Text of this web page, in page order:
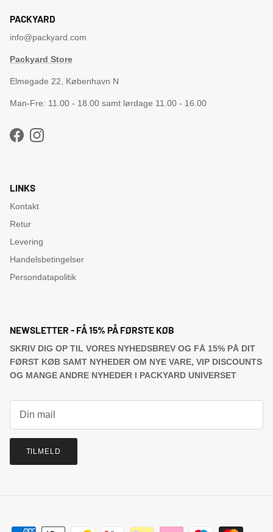
PACKYARD
info@packyard.com
Packyard Store
Elmegade 22, København N
Man-Fre: 11.00 - 18.00 samt lørdage 11.00 - 16.00
FacebookInstagram
LINKS
Kontakt
Retur
Levering
Handelsbetingelser
Persondatapolitik
NEWSLETTER - FÅ 15% PÅ FØRSTE KØB
SKRIV DIG OP TIL VORES NYHEDSBREV OG FÅ 15% PÅ DIT
FØRST KØB SAMT NYHEDER OM NYE VARE, VIP DISCOUNTS
OG MANGE ANDRE NYHEDER I PACKYARD UNIVERSET
TILMELD